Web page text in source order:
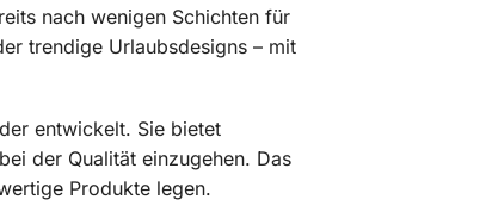
nach wenigen Schichten für
trendige Urlaubsdesigns – mit
entwickelt. Sie bietet
der Qualität einzugehen. Das
Produkte legen.